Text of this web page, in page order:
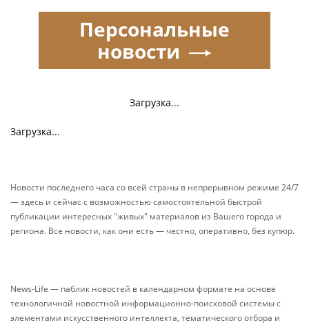
Загрузка...
Загрузка...
Персональные
новости
Новости последнего часа со всей страны в непрерывном режиме 24/7
— здесь и сейчас с возможностью самостоятельной быстрой
публикации интересных "живых" материалов из Вашего города и
региона. Все новости, как они есть — честно, оперативно, без купюр.
News-Life — паблик новостей в календарном формате на основе
технологичной новостной информационно-поисковой системы с
элементами искусственного интеллекта, тематического отбора и